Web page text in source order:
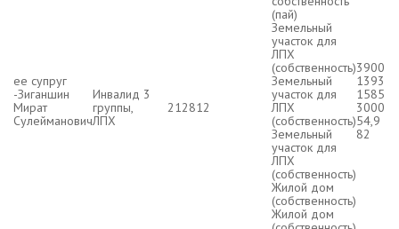
ее супруг
-Зиганшин
Мират
Сулейманович
Инвалид 3
группы,
ЛПХ
212812
(пай)
Земельный
участок для
ЛПХ
(собственность)
Земельный
участок для
ЛПХ
(собственность)
Земельный
участок для
ЛПХ
(собственность)
Жилой дом
(собственность)
Жилой дом
3900
1393
1585
3000
54,9
82